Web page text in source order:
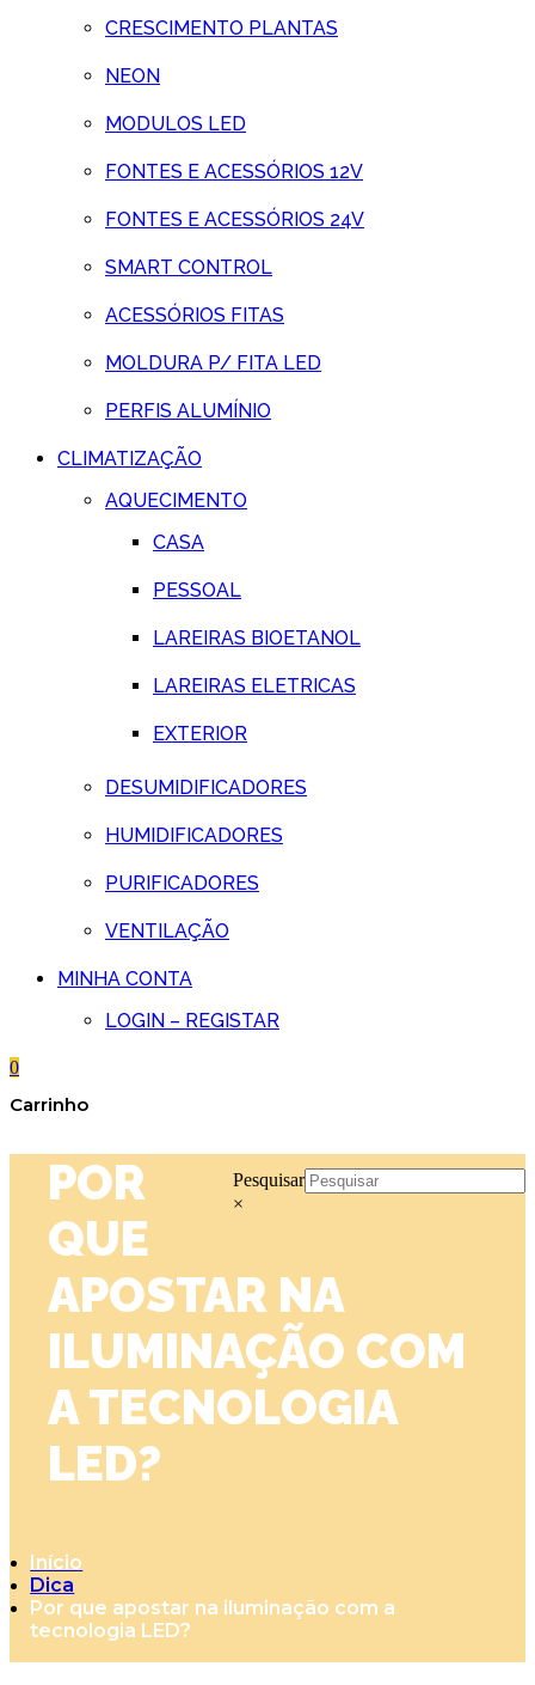
CRESCIMENTO PLANTAS
NEON
MODULOS LED
FONTES E ACESSÓRIOS 12V
FONTES E ACESSÓRIOS 24V
SMART CONTROL
ACESSÓRIOS FITAS
MOLDURA P/ FITA LED
PERFIS ALUMÍNIO
CLIMATIZAÇÃO
AQUECIMENTO
CASA
PESSOAL
LAREIRAS BIOETANOL
LAREIRAS ELETRICAS
EXTERIOR
DESUMIDIFICADORES
HUMIDIFICADORES
PURIFICADORES
VENTILAÇÃO
MINHA CONTA
LOGIN – REGISTAR
0
Carrinho
Pesquisar
×
POR
QUE
APOSTAR NA
ILUMINAÇÃO COM
A TECNOLOGIA
LED?
Início
Dica
Por que apostar na iluminação com a
tecnologia LED?